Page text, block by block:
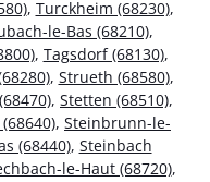
, Turckheim (68230),
le-Bas (68210),
, Tagsdorf (68130),
, Strueth (68580),
, Stetten (68510),
, Steinbrunn-le-
(68440), Steinbach
le-Haut (68720),